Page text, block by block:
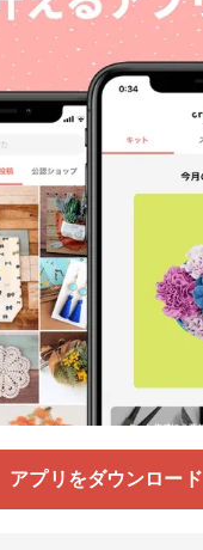
アプリをダウンロード